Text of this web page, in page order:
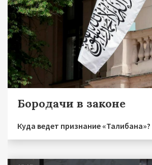
Бородачи в законе
Куда ведет признание «Талибана»?